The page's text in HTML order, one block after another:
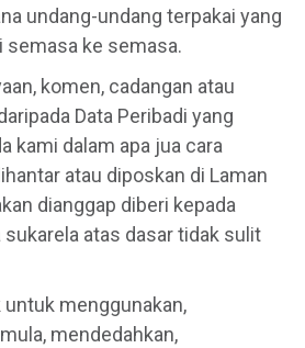
undang-undang terpakai yang
semasa ke semasa.
komen, cadangan atau
Data Peribadi yang
kami dalam apa jua cara
atau diposkan di Laman
dianggap diberi kepada
atas dasar tidak sulit
menggunakan,
mendedahkan,